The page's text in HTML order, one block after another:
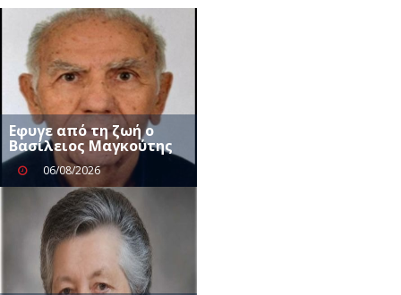
Eφυγε από τη ζωή ο
Βασίλειος Μαγκούτης
06/08/2026